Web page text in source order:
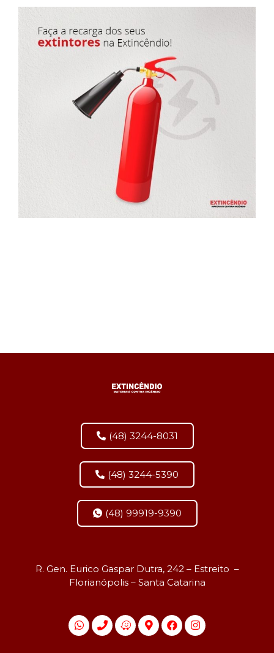
(48) 3244-8031
(48) 3244-5390
(48) 99919-9390
R. Gen. Eurico Gaspar Dutra, 242 – Estreito –
Florianópolis – Santa Catarina